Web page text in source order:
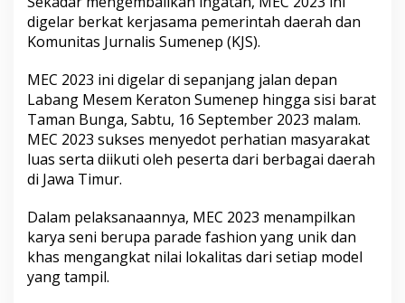
u
r
a
digelar berkat kerjasama pemerintah daerah dan
Komunitas Jurnalis Sumenep (KJS).
MEC 2023 ini digelar di sepanjang jalan depan
Labang Mesem Keraton Sumenep hingga sisi barat
Taman Bunga, Sabtu, 16 September 2023 malam.
MEC 2023 sukses menyedot perhatian masyarakat
luas serta diikuti oleh peserta dari berbagai daerah
di Jawa Timur.
Dalam pelaksanaannya, MEC 2023 menampilkan
karya seni berupa parade fashion yang unik dan
khas mengangkat nilai lokalitas dari setiap model
yang tampil.